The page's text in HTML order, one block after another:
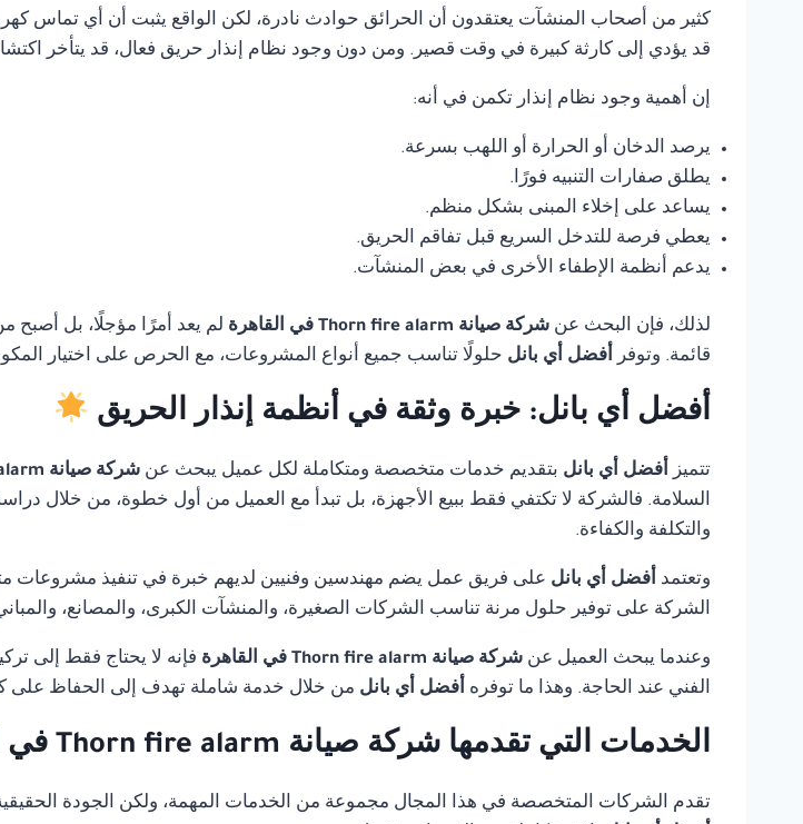
كثير من أصحاب المنشآت يعتقدون أن الحرائق حوادث نادرة، لكن الواقع يثبت أن أي تماس
قد يؤدي إلى كارثة كبيرة في وقت قصير. ومن دون وجود نظام إنذار حريق فعال، قد يتأخر
إن أهمية وجود نظام إنذار تكمن في أنه:
يرصد الدخان أو الحرارة أو اللهب بسرعة.
يطلق صفارات التنبيه فورًا.
يساعد على إخلاء المبنى بشكل منظم.
يعطي فرصة للتدخل السريع قبل تفاقم الحريق.
يدعم أنظمة الإطفاء الأخرى في بعض المنشآت.
لذلك، فإن البحث عن شركة صيانة Thorn fire alarm في القاهرة
لم يعد أمرًا مؤجلًا، بل أصبح
قائمة. وتوفر أفضل أي بانل حلولًا تناسب جميع أنواع المشروعات، مع الحرص على اختيار
أفضل أي بانل: خبرة وثقة في أنظمة إنذار الحريق
تتميز أفضل أي بانل بتقديم خدمات متخصصة ومتكاملة لكل عميل يبحث عن شركة صيانة Thorn fire alarm في القاهرة
السلامة. فالشركة لا تكتفي فقط ببيع الأجهزة، بل تبدأ مع العميل من أول خطوة، من خلال
والتكلفة والكفاءة.
وتعتمد أفضل أي بانل على فريق عمل يضم مهندسين وفنيين لديهم خبرة في تنفيذ مشروعات
الشركة على توفير حلول مرنة تناسب الشركات الصغيرة، والمنشآت الكبرى، والمصانع،
وعندما يبحث العميل عن شركة صيانة Thorn fire alarm في القاهرة
فإنه لا يحتاج فقط إلى
الفني عند الحاجة. وهذا ما توفره أفضل أي بانل من خلال خدمة شاملة تهدف إلى الحفاظ على
الخدمات التي تقدمها شركة صيانة Thorn fire alarm في القاهرة
تقدم الشركات المتخصصة في هذا المجال مجموعة من الخدمات المهمة، ولكن الجودة الحقيقية